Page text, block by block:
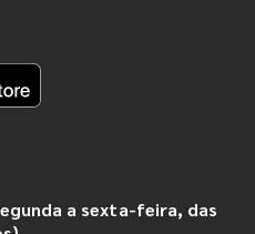
a sexta-feira, das